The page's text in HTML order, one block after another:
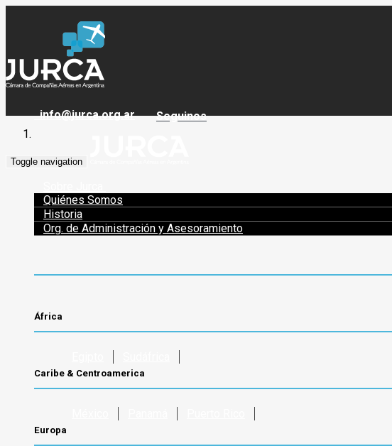
info@jurca.org.ar Seguinos
Toggle navigation
Quiénes Somos
Historia
Org. de Administración y Asesoramiento
África
Caribe & Centroamerica
Europa